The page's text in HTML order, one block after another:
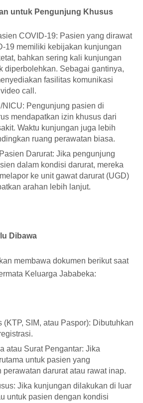
untuk Pengunjung Khusus
COVID-19: Pasien yang dirawat
19 memiliki kebijakan kunjungan
bahkan sering kali kunjungan
diperbolehkan. Sebagai gantinya,
fasilitas komunikasi
call.
NICU: Pengunjung pasien di
mendapatkan izin khusus dari
Waktu kunjungan juga lebih
ruang perawatan biasa.
Darurat: Jika pengunjung
dalam kondisi darurat, mereka
ke unit gawat darurat (UGD)
arahan lebih lanjut.
Dibawa
membawa dokumen berikut saat
Keluarga Jababeka:
(KTP, SIM, atau Paspor): Dibutuhkan
atau Surat Pengantar: Jika
untuk pasien yang
perawatan darurat atau rawat inap.
Jika kunjungan dilakukan di luar
untuk pasien dengan kondisi